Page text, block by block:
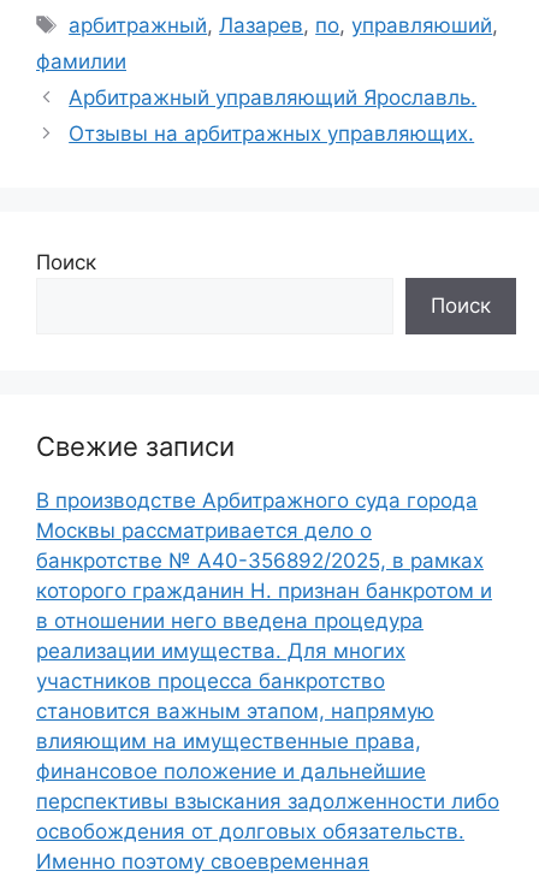
Метки
арбитражный,Лазарев, по,управляюший,
фамилии
Арбитражный управляющий Ярославль.
Отзывы на арбитражных управляющих.
Поиск
Поиск
Свежие записи
В производстве Арбитражного суда города
Москвы рассматривается дело о
банкротстве № А40-356892/2025, в рамках
которого гражданин Н. признан банкротом и
в отношении него введена процедура
реализации имущества. Для многих
участников процесса банкротство
становится важным этапом, напрямую
влияющим на имущественные права,
финансовое положение и дальнейшие
перспективы взыскания задолженности либо
освобождения от долговых обязательств.
Именно поэтому своевременная